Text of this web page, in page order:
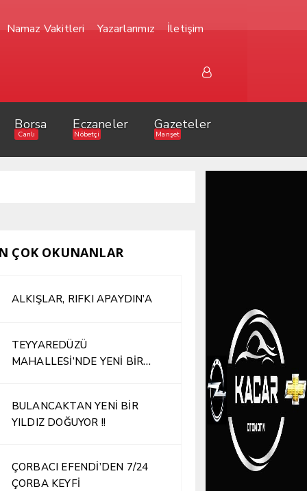
Namaz Vakitleri Yazarlarımız İletişim
Borsa
Canlı
Eczaneler
Nöbetçi
Gazeteler
Manşet
ÇOK OKUNANLAR
ALKIŞLAR, RIFKI APAYDIN’A
TEYYAREDÜZÜ
MAHALLESİ’NDE YENİ BİR
BULANCAKTAN YENİ BİR
YILDIZ DOĞUYOR !!
ÇORBACI EFENDİ’DEN 7/24
ÇORBA KEYFİ